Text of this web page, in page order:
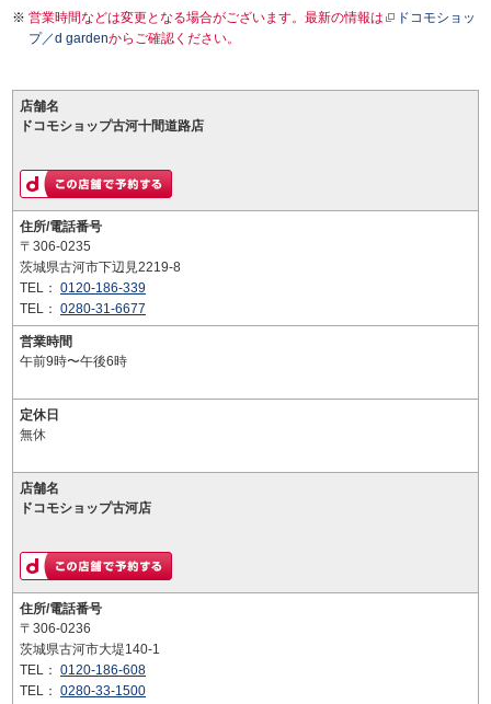
営業時間などは変更となる場合がございます。最新の情報は
ドコモショッ
プ／d gardenからご確認ください。
店舗名
ドコモショップ古河十間道路店
住所/電話番号
〒306-0235
茨城県古河市下辺見2219-8
TEL： 0120-186-339
TEL： 0280-31-6677
営業時間
午前9時〜午後6時
定休日
無休
店舗名
ドコモショップ古河店
住所/電話番号
〒306-0236
茨城県古河市大堤140-1
TEL： 0120-186-608
TEL： 0280-33-1500